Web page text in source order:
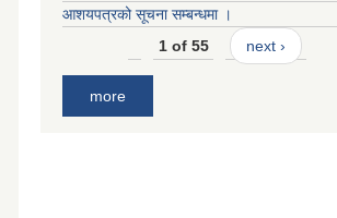
आशयपत्रको सूचना सम्बन्धमा ।
1 of 55
next ›
more